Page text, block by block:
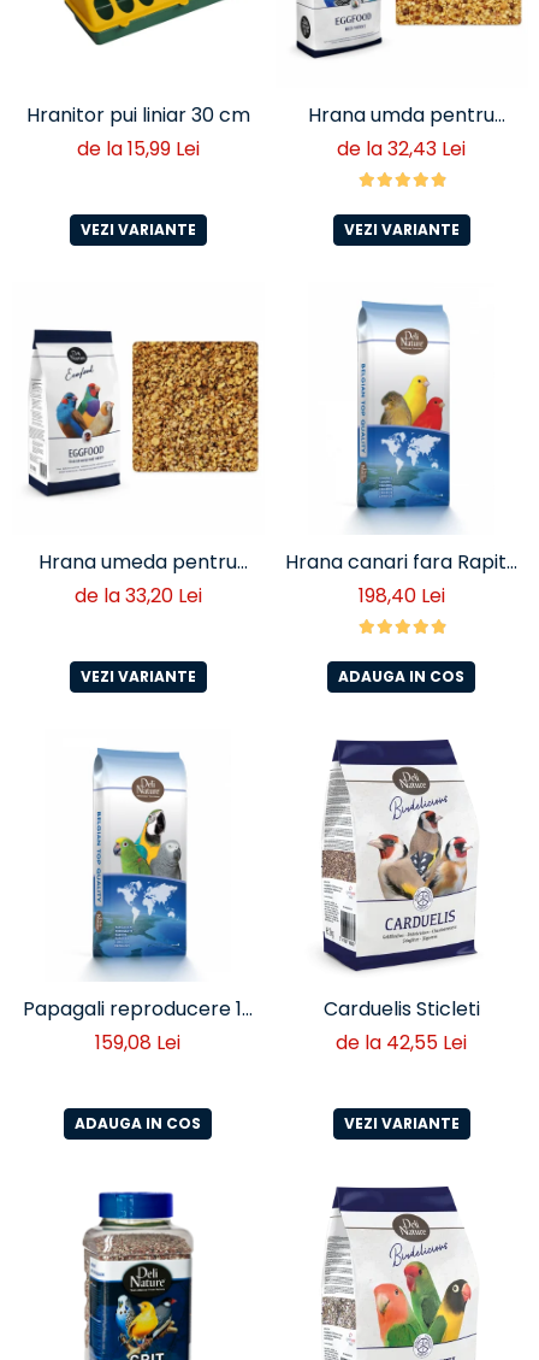
Hranitor pui liniar 30 cm
de la 15,99 Lei
VEZI VARIANTE
Hrana umda pentru
perusi si papagali mici cu
ou- Deli Nature Eggfood
de la 32,43 Lei
VEZI VARIANTE
Hrana umeda pentru
cinteze- Deli Nature
de la 33,20 Lei
VEZI VARIANTE
Hrana canari fara Rapita
80)
198,40 Lei
ADAUGA IN COS
Papagali reproducere 15
Kg
159,08 Lei
ADAUGA IN COS
Carduelis Sticleti
de la 42,55 Lei
VEZI VARIANTE